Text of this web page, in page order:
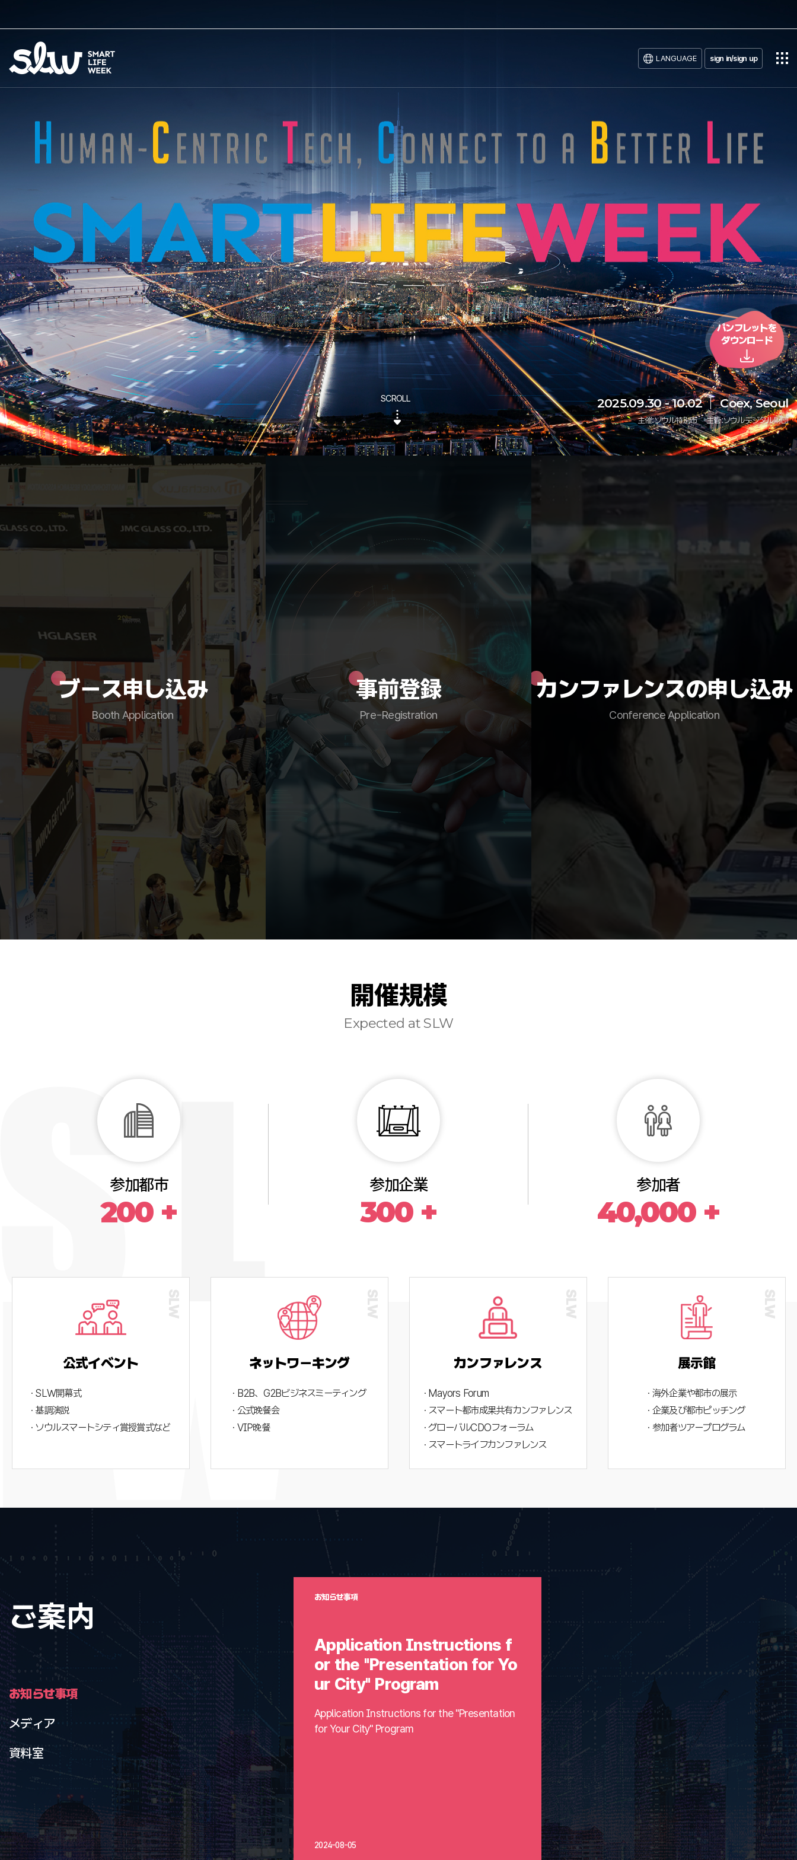
LANGUAGE sign in/sign up
SCROLL
パンフレットを
ダウンロード
2025.09.30 - 10.02 Coex, Seoul
主催:ソウル特別市 主管:ソウルデジタル財団
ブース申し込み
Booth Application
BOOTH
APPLICATION
事前登録
Pre-Registration
PRE-
REGISTRATION
カンファレンスの申し込み
Conference Application
VIEW MORE
CONFERENCE
APPLICATION
開催規模
Expected at SLW
参加都市
200 +
参加企業
300 +
参加者
40,000 +
公式イベント
· SLW開幕式
· 基調演説
· ソウルスマートシティ賞授賞式など
ネットワーキング
· B2B、G2Bビジネスミーティング
· 公式晩餐会
· VIP晩餐
カンファレンス
· Mayors Forum
· スマート都市成果共有カンファレンス
· グローバルCDOフォーラム
· スマートライフカンファレンス
展示館
· 海外企業や都市の展示
· 企業及び都市ピッチング
· 参加者ツアープログラム
ご案内
お知らせ事項
お知らせ事項
Application Instructions f
or the "Presentation for Yo
ur City" Program
Application Instructions for the "Presentation
for Your City" Program
2024-08-05
メディア
資料室